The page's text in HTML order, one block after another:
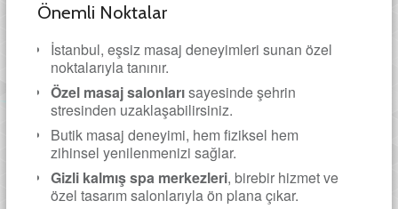
Önemli Noktalar
İstanbul, eşsiz masaj deneyimleri sunan özel
noktalarıyla tanınır.
Özel masaj salonlarısayesinde şehrin
stresinden uzaklaşabilirsiniz.
Butik masaj deneyimi, hem fiziksel hem
zihinsel yenilenmenizi sağlar.
Gizli kalmış spa merkezleri, birebir hizmet ve
özel tasarım salonlarıyla ön plana çıkar.